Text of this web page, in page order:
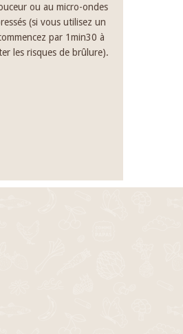
ou au micro-ondes
(si vous utilisez un
par 1min30 à
les risques de brûlure).